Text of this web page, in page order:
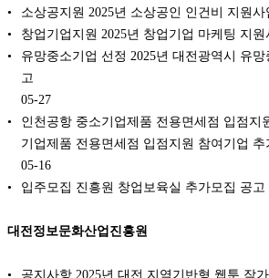
소상공지원 2025년 소상공인 인건비 지원
창업기업지원 2025년 창업기업 마케팅 지
유망중소기업 선정 2025년 대전광역시 유
고
05-27
인천공항 중소기업제품 전용면세점 입점지
기업제품 전용면세점 입점지원 참여기업 추
05-16
입주모집 진흥원 창업보육실 추가모집 공고
대전정보문화산업진흥원
공지사항 2025년 대전 지역기반형 웹툰 작